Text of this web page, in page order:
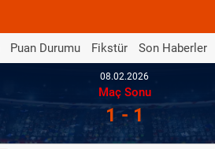
Puan Durumu Fikstür Son Haberler
08.02.2026
Maç Sonu
1 - 1